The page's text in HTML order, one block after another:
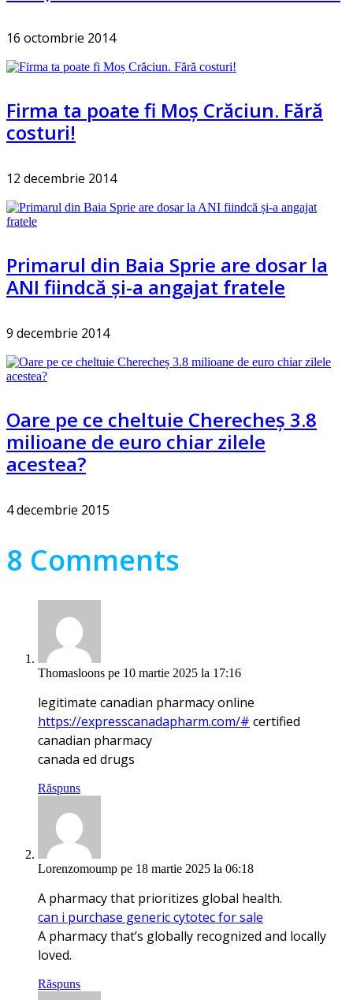
16 octombrie 2014
Firma ta poate fi Moș Crăciun. Fără
costuri!
12 decembrie 2014
Primarul din Baia Sprie are dosar la
ANI fiindcă și-a angajat fratele
9 decembrie 2014
Oare pe ce cheltuie Cherecheș 3.8
milioane de euro chiar zilele
acestea?
4 decembrie 2015
8 Comments
Thomasloons pe 10 martie 2025 la 17:16
legitimate canadian pharmacy online
https://expresscanadapharm.com/# certified
canadian pharmacy
canada ed drugs
Răspuns
Lorenzomoump pe 18 martie 2025 la 06:18
A pharmacy that prioritizes global health.
can i purchase generic cytotec for sale
A pharmacy that’s globally recognized and locally
loved.
Răspuns